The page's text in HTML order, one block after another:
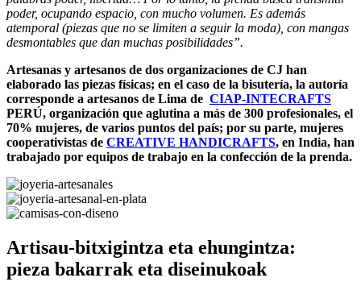
poder, ocupando espacio, con mucho volumen. Es además
atemporal (piezas que no se limiten a seguir la moda), con mangas
desmontables que dan muchas posibilidades”.
Artesanas y artesanos de dos organizaciones de CJ han
elaborado las piezas físicas; en el caso de la bisutería, la autoría
corresponde a artesanos de Lima de CIAP-INTECRAFTS
PERÚ, organización que aglutina a más de 300 profesionales, el
70% mujeres, de varios puntos del país; por su parte, mujeres
cooperativistas de CREATIVE HANDICRAFTS, en India, han
trabajado por equipos de trabajo en la confección de la prenda.
Artisau-bitxigintza eta ehungintza:
pieza bakarrak eta diseinukoak